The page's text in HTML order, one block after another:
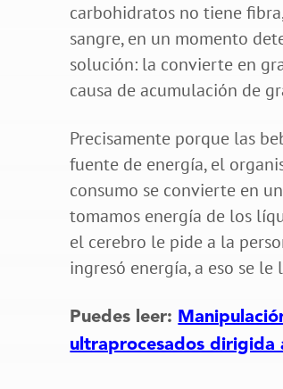
carbohidratos no tiene
sangre, en un momento
solución: la convierte en
causa de acumulación de
Precisamente porque las
fuente de energía, el
consumo se convierte en
tomamos energía de los
el cerebro le pide a la
ingresó energía, a eso se le
Puedes leer:
ultraprocesados dirigida